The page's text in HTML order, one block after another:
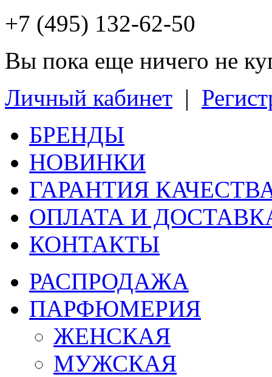
+7 (495) 132-62-50
Вы пока еще ничего не
Личный кабинет |
БРЕНДЫ
НОВИНКИ
ГАРАНТИЯ
ОПЛАТА И
КОНТАКТЫ
РАСПРОДАЖА
ПАРФЮМЕРИЯ
ЖЕНСКАЯ
МУЖСКАЯ